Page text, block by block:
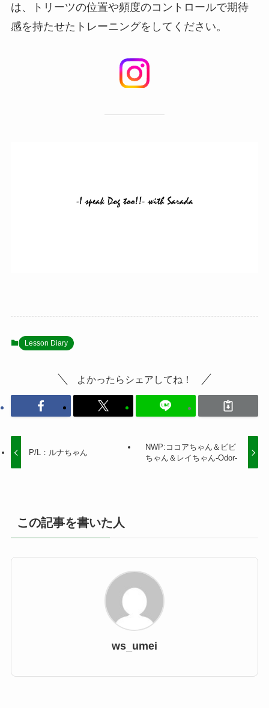
は、トリーツの位置や頻度のコントロールで期待
感を持たせたトレーニングをしてください。
Lesson Diary
よかったらシェアしてね！
P/L：ルナちゃん
NWP:ココアちゃん＆ビビ
ちゃん＆レイちゃん-Odor-
この記事を書いた人
ws_umei